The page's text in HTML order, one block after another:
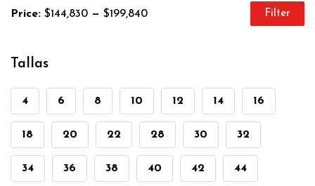
Filter
Price: $144,830 — $199,840
Tallas
4 6 8 10 12 14 16
18 20 22 28 30 32
34 36 38 40 42 44